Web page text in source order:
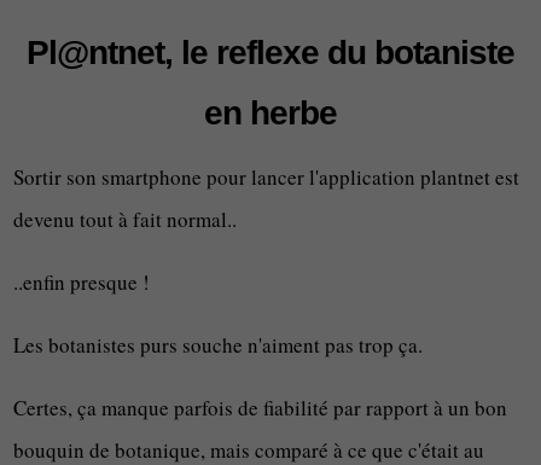
Pl@ntnet, le reflexe du botaniste
en herbe
Sortir son smartphone pour lancer l'application plantnet est
devenu tout à fait normal..
..enfin presque !
Les botanistes purs souche n'aiment pas trop ça.
Certes, ça manque parfois de fiabilité par rapport à un bon
bouquin de botanique, mais comparé à ce que c'était au